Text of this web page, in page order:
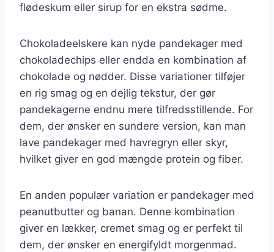
flødeskum eller sirup for en ekstra sødme.
Chokoladeelskere kan nyde pandekager med
chokoladechips eller endda en kombination af
chokolade og nødder. Disse variationer tilføjer
en rig smag og en dejlig tekstur, der gør
pandekagerne endnu mere tilfredsstillende. For
dem, der ønsker en sundere version, kan man
lave pandekager med havregryn eller skyr,
hvilket giver en god mængde protein og fiber.
En anden populær variation er pandekager med
peanutbutter og banan. Denne kombination
giver en lækker, cremet smag og er perfekt til
dem, der ønsker en energifyldt morgenmad.